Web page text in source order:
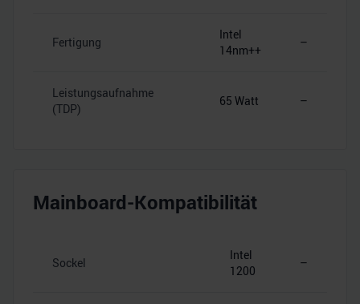
Fertigung
Intel
14nm++
–
Leistungsaufnahme
(TDP)
65 Watt –
Mainboard-Kompatibilität
Sockel
Intel
1200
–